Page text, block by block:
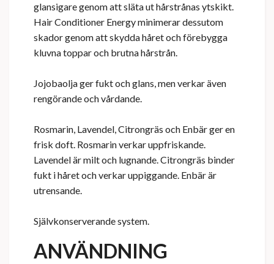
glansigare genom att släta ut hårstrånas ytskikt.
Hair Conditioner Energy minimerar dessutom
skador genom att skydda håret och förebygga
kluvna toppar och brutna hårstrån.
Jojobaolja ger fukt och glans, men verkar även
rengörande och vårdande.
Rosmarin, Lavendel, Citrongräs och Enbär ger en
frisk doft. Rosmarin verkar uppfriskande.
Lavendel är milt och lugnande. Citrongräs binder
fukt i håret och verkar uppiggande. Enbär är
utrensande.
Självkonserverande system.
ANVÄNDNING